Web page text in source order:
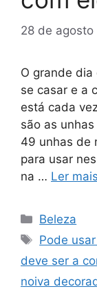
28 de
O grande dia
se casar e a
está cada
são as
49 unhas de
para usar
na … Ler mais
Categorias
Beleza
Tags
Pode
deve ser a
noiva